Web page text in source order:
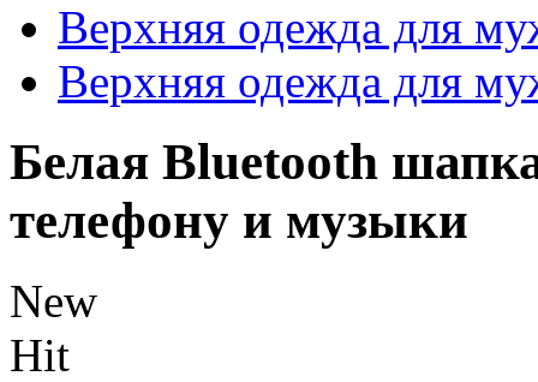
Верхняя одежда для
Верхняя одежда для
Белая Bluetooth
телефону и музыки
New
Hit